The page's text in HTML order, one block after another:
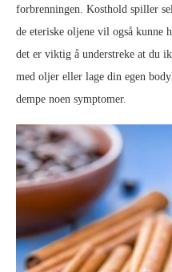
forbrenningen. Kosthold spiller
de eteriske oljene vil også kunne
det er viktig å understreke at du
med oljer eller lage din egen
dempe noen symptomer.